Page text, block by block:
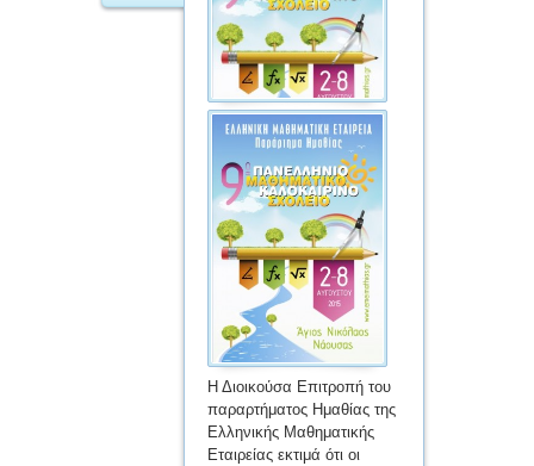
Η Διοικούσα Επιτροπή του
παραρτήματος Ημαθίας της
Ελληνικής Μαθηματικής
Εταιρείας εκτιμά ότι οι